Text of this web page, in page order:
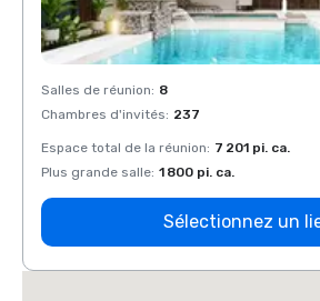
Salles de réunion: 8
Chambres d'invités: 237
Espace total de la réunion: 7 201 pi. ca.
Plus grande salle: 1 800 pi. ca.
Sélectionnez un